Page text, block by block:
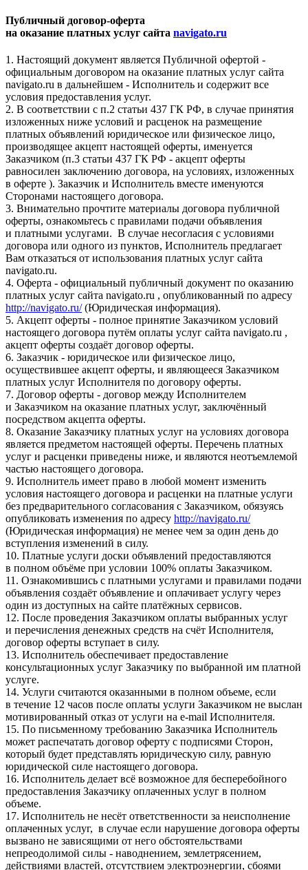
Публичный договор-оферта
на оказание платных услуг сайта navigato.ru
1. Настоящий документ является Публичной офертой -
официальным договором на оказание платных услуг сайта
navigato.ru в дальнейшем - Исполнитель и содержит все
условия предоставления услуг.
2. В соответствии с п.2 статьи 437 ГК РФ, в случае принятия
изложенных ниже условий и расценок на размещение
платных объявлений юридическое или физическое лицо,
производящее акцепт настоящей оферты, именуется
Заказчиком (п.3 статьи 437 ГК РФ - акцепт оферты
равносилен заключению договора, на условиях, изложенных
в оферте ). Заказчик и Исполнитель вместе именуются
Сторонами настоящего договора.
3. Внимательно прочтите материалы договора публичной
оферты, ознакомьтесь с правилами подачи объявления
и платными услугами. В случае несогласия с условиями
договора или одного из пунктов, Исполнитель предлагает
Вам отказаться от использования платных услуг сайта
navigato.ru.
4. Оферта - официальный публичный документ по оказанию
платных услуг сайта navigato.ru , опубликованный по адресу
http://navigato.ru/(Юридическая информация).
5. Акцепт оферты - полное принятие Заказчиком условий
настоящего договора путём оплаты услуг сайта navigato.ru ,
акцепт оферты создаёт договор оферты.
6. Заказчик - юридическое или физическое лицо,
осуществившее акцепт оферты, и являющееся Заказчиком
платных услуг Исполнителя по договору оферты.
7. Договор оферты - договор между Исполнителем
и Заказчиком на оказание платных услуг, заключённый
посредством акцепта оферты.
8. Оказание Заказчику платных услуг на условиях договора
является предметом настоящей оферты. Перечень платных
услуг и расценки приведены ниже, и являются неотъемлемой
частью настоящего договора.
9. Исполнитель имеет право в любой момент изменить
условия настоящего договора и расценки на платные услуги
без предварительного согласования с Заказчиком, обязуясь
опубликовать изменения по адресу http://navigato.ru/
(Юридическая информация) не менее чем за один день до
вступления изменений в силу.
10. Платные услуги доски объявлений предоставляются
в полном объёме при условии 100% оплаты Заказчиком.
11. Ознакомившись с платными услугами и правилами подачи
объявления создаёт объявление и оплачивает услугу через
один из доступных на сайте платёжных сервисов.
12. После проведения Заказчиком оплаты выбранных услуг
и перечисления денежных средств на счёт Исполнителя,
договор оферты вступает в силу.
13. Исполнитель обеспечивает предоставление
консультационных услуг Заказчику по выбранной им платной
услуге.
14. Услуги считаются оказанными в полном объеме, если
в течение 12 часов после оплаты услуги Заказчиком не выслан
мотивированный отказ от услуги на e-mail Исполнителя.
15. По письменному требованию Заказчика Исполнитель
может распечатать договор оферту с подписями Сторон,
который будет представлять юридическую силу, равную
юридической силе настоящего договора.
16. Исполнитель делает всё возможное для бесперебойного
предоставления Заказчику оплаченных услуг в полном
объеме.
17. Исполнитель не несёт ответственности за неисполнение
оплаченных услуг, в случае если нарушение договора оферты
вызвано не зависящими от него обстоятельствами
непреодолимой силы - наводнением, землетрясением,
действиями властей, отсутствием электроэнергии, сбоями